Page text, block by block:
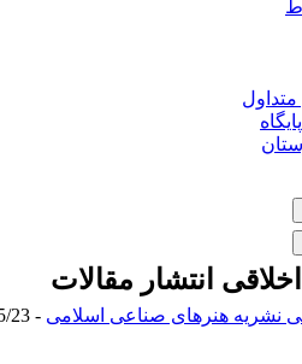
انتشار مقالات
نشریه هنرهای صناعی اسلامی - 1396/5/23 -